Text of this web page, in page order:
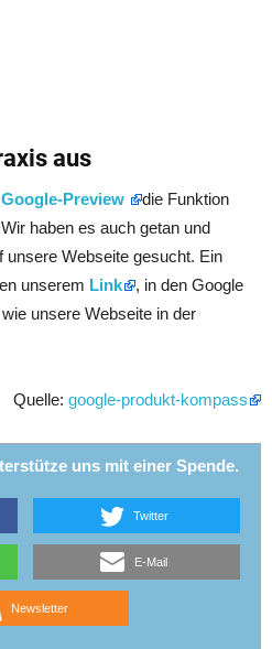
aus
Google-Preview
die Funktion
haben es auch getan und
unsere Webseite gesucht. Ein
unserem Link
, in den Google
unsere Webseite in der
Quelle: google-produkt-kompass
uns mit einer Spende.
Twitter
E-Mail
Newsletter